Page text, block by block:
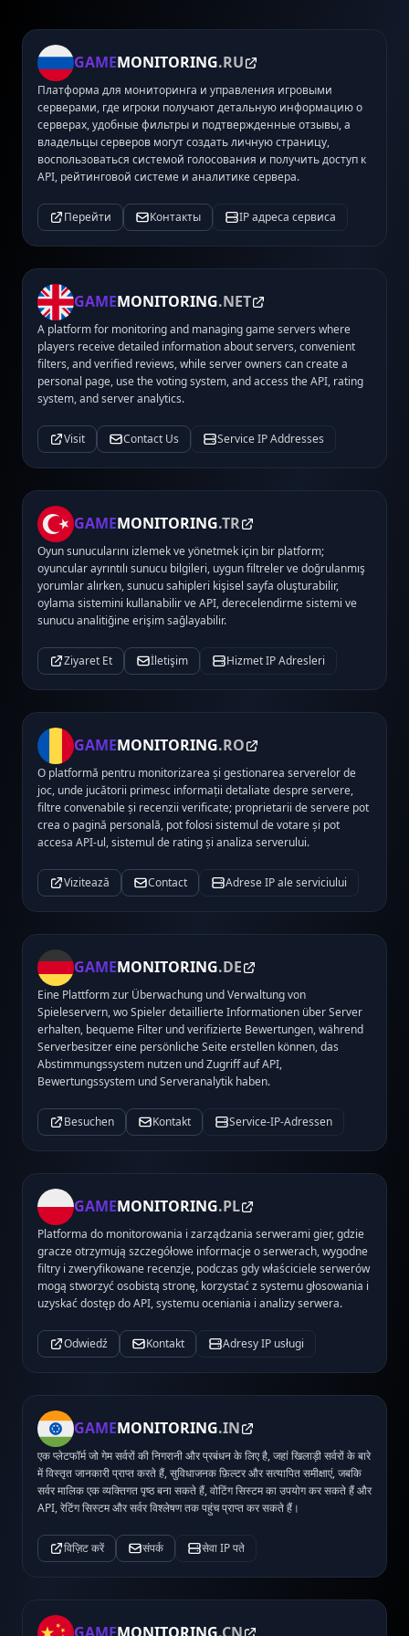
GAMEMONITORING.RU
Платформа для мониторинга и управления игровыми
серверами, где игроки получают детальную информацию о
серверах, удобные фильтры и подтвержденные отзывы, а
владельцы серверов могут создать личную страницу,
воспользоваться системой голосования и получить доступ к
API, рейтинговой системе и аналитике сервера.
Перейти Контакты IP адреса сервиса
GAMEMONITORING.NET
A platform for monitoring and managing game servers where
players receive detailed information about servers, convenient
filters, and verified reviews, while server owners can create a
personal page, use the voting system, and access the API, rating
system, and server analytics.
Visit Contact Us Service IP Addresses
GAMEMONITORING.TR
Oyun sunucularını izlemek ve yönetmek için bir platform;
oyuncular ayrıntılı sunucu bilgileri, uygun filtreler ve doğrulanmış
yorumlar alırken, sunucu sahipleri kişisel sayfa oluşturabilir,
oylama sistemini kullanabilir ve API, derecelendirme sistemi ve
sunucu analitiğine erişim sağlayabilir.
Ziyaret Et İletişim Hizmet IP Adresleri
GAMEMONITORING.RO
O platformă pentru monitorizarea și gestionarea serverelor de
joc, unde jucătorii primesc informații detaliate despre servere,
filtre convenabile și recenzii verificate; proprietarii de servere pot
crea o pagină personală, pot folosi sistemul de votare și pot
accesa API-ul, sistemul de rating și analiza serverului.
Vizitează Contact Adrese IP ale serviciului
GAMEMONITORING.DE
Eine Plattform zur Überwachung und Verwaltung von
Spieleservern, wo Spieler detaillierte Informationen über Server
erhalten, bequeme Filter und verifizierte Bewertungen, während
Serverbesitzer eine persönliche Seite erstellen können, das
Abstimmungssystem nutzen und Zugriff auf API,
Bewertungssystem und Serveranalytik haben.
Besuchen Kontakt Service-IP-Adressen
GAMEMONITORING.PL
Platforma do monitorowania i zarządzania serwerami gier, gdzie
gracze otrzymują szczegółowe informacje o serwerach, wygodne
filtry i zweryfikowane recenzje, podczas gdy właściciele serwerów
mogą stworzyć osobistą stronę, korzystać z systemu głosowania i
uzyskać dostęp do API, systemu oceniania i analizy serwera.
Odwiedź Kontakt Adresy IP usługi
GAMEMONITORING.IN
एक प्लेटफॉर्म जो गेम सर्वरों की निगरानी और प्रबंधन के लिए है, जहां खिलाड़ी सर्वरों के बारे
में विस्तृत जानकारी प्राप्त करते हैं, सुविधाजनक फ़िल्टर और सत्यापित समीक्षाएं, जबकि
सर्वर मालिक एक व्यक्तिगत पृष्ठ बना सकते हैं, वोटिंग सिस्टम का उपयोग कर सकते हैं और
API, रेटिंग सिस्टम और सर्वर विश्लेषण तक पहुंच प्राप्त कर सकते हैं।
विज़िट करें संपर्क सेवा IP पते